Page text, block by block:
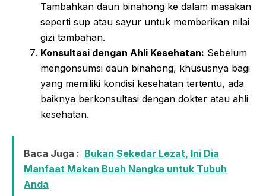
Tambahkan daun binahong ke dalam masakan
seperti sup atau sayur untuk memberikan nilai
gizi tambahan.
Konsultasi dengan Ahli Kesehatan: Sebelum
mengonsumsi daun binahong, khususnya bagi
yang memiliki kondisi kesehatan tertentu, ada
baiknya berkonsultasi dengan dokter atau ahli
kesehatan.
Baca Juga : Bukan Sekedar Lezat, Ini Dia
Manfaat Makan Buah Nangka untuk Tubuh
Anda